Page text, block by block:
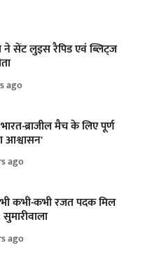
ने सेंट लुइस रैपिड एवं ब्लिट्ज
ago
ब्राजील मैच के लिए पूर्ण
आश्वासन'
ago
कभी-कभी रजत पदक मिल
ago